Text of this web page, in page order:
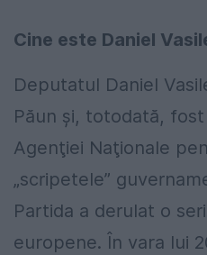
Cine este Daniel
Deputatul Daniel
Păun şi, totodată,
Agenţiei Naţionale
„scripetele”
Partida a derulat o
europene. În vara lui